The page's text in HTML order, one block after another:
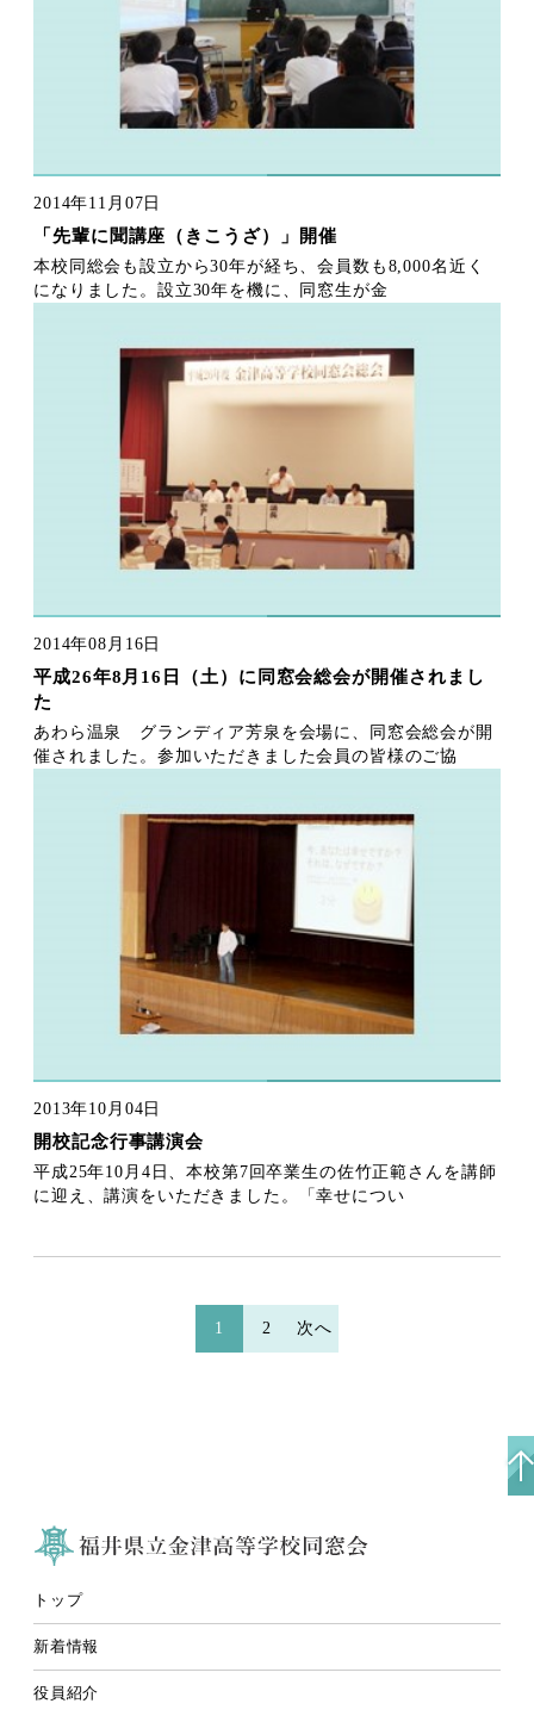
2014年11月07日
「先輩に聞講座（きこうざ）」開催
本校同総会も設立から30年が経ち、会員数も8,000名近く
になりました。設立30年を機に、同窓生が金
2014年08月16日
平成26年8月16日（土）に同窓会総会が開催されまし
た
あわら温泉 グランディア芳泉を会場に、同窓会総会が開
催されました。参加いただきました会員の皆様のご協
2013年10月04日
開校記念行事講演会
平成25年10月4日、本校第7回卒業生の佐竹正範さんを講師
に迎え、講演をいただきました。「幸せについ
1 2 次へ
トップ
新着情報
役員紹介